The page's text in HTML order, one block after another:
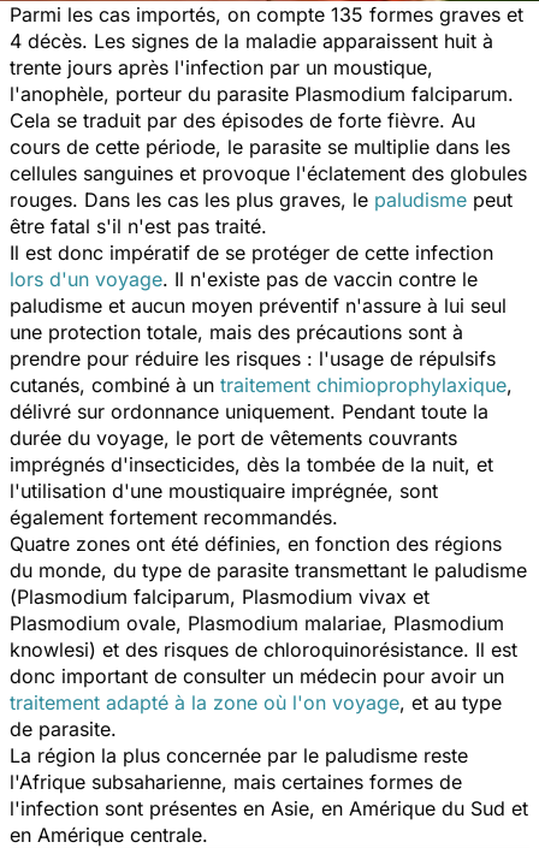
Parmi les cas importés, on compte 135 formes graves et
4 décès. Les signes de la maladie apparaissent huit à
trente jours après l'infection par un moustique,
l'anophèle, porteur du parasite Plasmodium falciparum.
Cela se traduit par des épisodes de forte fièvre. Au
cours de cette période, le parasite se multiplie dans les
cellules sanguines et provoque l'éclatement des globules
rouges. Dans les cas les plus graves, le paludisme peut
être fatal s'il n'est pas traité.
Il est donc impératif de se protéger de cette infection
lors d'un voyage. Il n'existe pas de vaccin contre le
paludisme et aucun moyen préventif n'assure à lui seul
une protection totale, mais des précautions sont à
prendre pour réduire les risques : l'usage de répulsifs
cutanés, combiné à un traitement chimioprophylaxique,
délivré sur ordonnance uniquement. Pendant toute la
durée du voyage, le port de vêtements couvrants
imprégnés d'insecticides, dès la tombée de la nuit, et
l'utilisation d'une moustiquaire imprégnée, sont
également fortement recommandés.
Quatre zones ont été définies, en fonction des régions
du monde, du type de parasite transmettant le paludisme
(Plasmodium falciparum, Plasmodium vivax et
Plasmodium ovale, Plasmodium malariae, Plasmodium
knowlesi) et des risques de chloroquinorésistance. Il est
donc important de consulter un médecin pour avoir un
traitement adapté à la zone où l'on voyage, et au type
de parasite.
La région la plus concernée par le paludisme reste
l'Afrique subsaharienne, mais certaines formes de
l'infection sont présentes en Asie, en Amérique du Sud et
en Amérique centrale.